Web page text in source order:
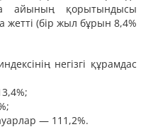
айының қорытындысы
(бір жыл бұрын 8,4%
негізгі құрамдас
— 111,2%.